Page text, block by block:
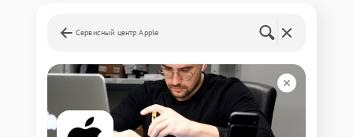
Сервисный центр Apple